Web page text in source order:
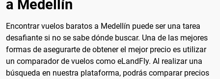
a Medellín
Encontrar vuelos baratos a Medellín puede ser una tarea
desafiante si no se sabe dónde buscar. Una de las mejores
formas de asegurarte de obtener el mejor precio es utilizar
un comparador de vuelos como eLandFly. Al realizar una
búsqueda en nuestra plataforma, podrás comparar precios